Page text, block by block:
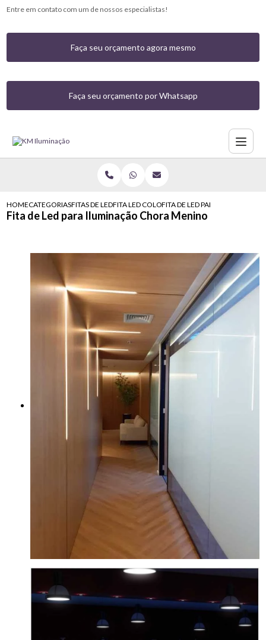
Entre em contato com um de nossos especialistas!
Faça seu orçamento agora mesmo
Faça seu orçamento por Whatsapp
HOMECATEGORIASFITAS DE LEDFITA LED COLORIDA COM CONTROLE
FITA DE LED PARA
Fita de Led para Iluminação Chora Menino